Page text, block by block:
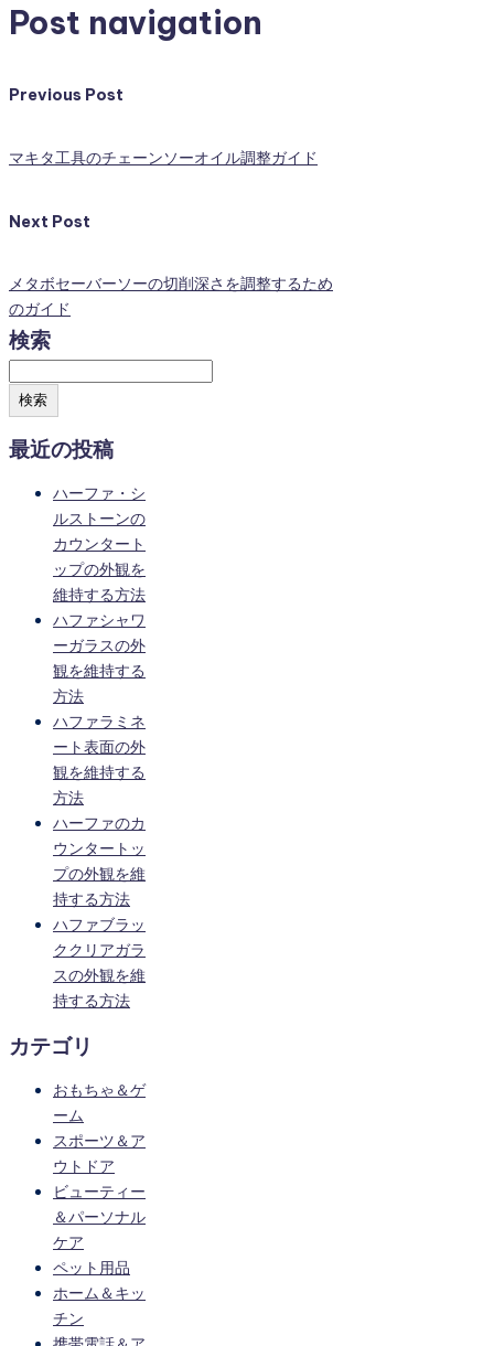
Post navigation
Previous Post
マキタ工具のチェーンソーオイル調整ガイド
Next Post
メタボセーバーソーの切削深さを調整するため
のガイド
検索
検索
最近の投稿
ハーファ・シ
ルストーンの
カウンタート
ップの外観を
維持する方法
ハファシャワ
ーガラスの外
観を維持する
方法
ハファラミネ
ート表面の外
観を維持する
方法
ハーファのカ
ウンタートッ
プの外観を維
持する方法
ハファブラッ
ククリアガラ
スの外観を維
持する方法
カテゴリ
おもちゃ＆ゲ
ーム
スポーツ＆ア
ウトドア
ビューティー
＆パーソナル
ケア
ペット用品
ホーム＆キッ
チン